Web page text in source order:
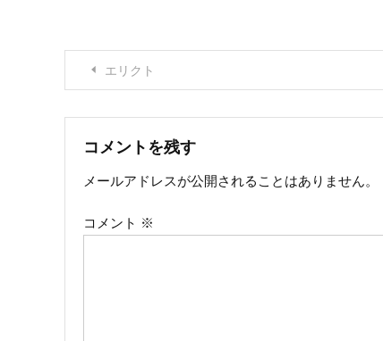
ナ
ビ
ゲ
エリクト
コメントを残す
メールアドレスが公開されることはありません。
コメント ※